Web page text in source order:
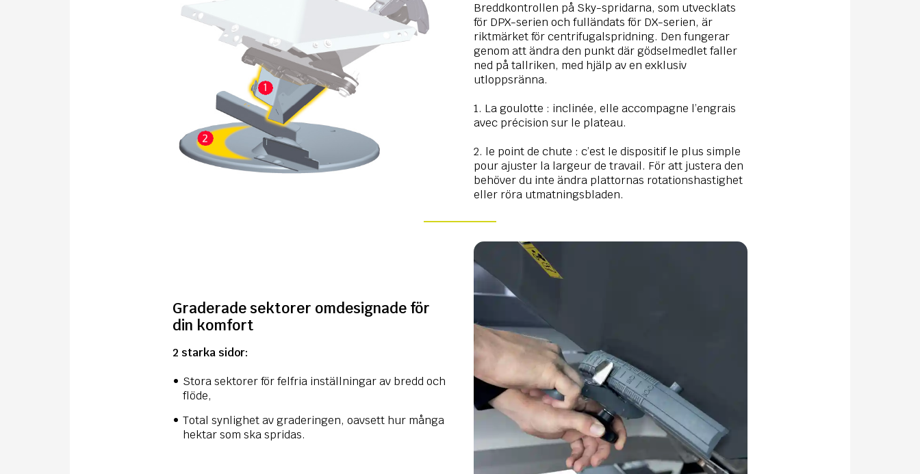
Breddkontrollen på Sky-spridarna, som utvecklats
för DPX-serien och fulländats för DX-serien, är
riktmärket för centrifugalspridning. Den fungerar
genom att ändra den punkt där gödselmedlet faller
ned på tallriken, med hjälp av en exklusiv
utloppsränna.
1. La goulotte : inclinée, elle accompagne l’engrais
avec précision sur le plateau.
2. le point de chute : c’est le dispositif le plus simple
pour ajuster la largeur de travail. För att justera den
behöver du inte ändra plattornas rotationshastighet
eller röra utmatningsbladen.
Graderade sektorer omdesignade för
din komfort
2 starka sidor:
Stora sektorer för felfria inställningar av bredd och
flöde,
Total synlighet av graderingen, oavsett hur många
hektar som ska spridas.